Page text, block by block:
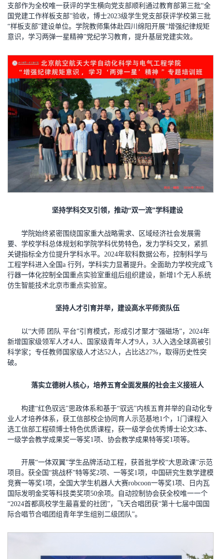
支部作为全校唯一获评的学生横向党支部顺利通过教育部第三批“全
国党建工作样板支部”验收，博士2023级学生党支部获评学校第三批
“样板支部”建设单位。学院教师集体赴四川绵阳开展“增强纪律规矩
意识，学习两弹一星精神”党纪学习教育，提升基层党建实效。
坚持学科交叉引领，推动“双一流”学科建设
学院始终紧密围绕国家重大战略需求、区域经济社会发展需
要、学校学科总体规划和学院学科优势特色，发力学科交叉，紧抓
关键指标全方位提升学科水平。2024年软科数据公布，控制科学与
工程学科进入全国a 行列，学科实力显著提升。全面助力学校完成飞
行器一体化控制全国重点实验室重组后组织建设，新增1个无人系统
仿生智能技术北京市重点实验室。
坚持人才引育并举，建设高水平师资队伍
以“大师 团队 平台”引育模式，形成引才聚才“强磁场”，2024年
新增国家级领军人才4人、国家级青年人才9人，3人入选全球高被引
科学家；专任教师国家级人才达52人，占比达27%，取得历史性突
破。
落实立德树人核心，培养五育全面发展的社会主义接班人
构建“红色驭远”思政体系和基于“驭远”内核五育并举的自动化专
业人才培养体系，获工信部校企协同育人示范基地1个，1门课程入
选工信部工程硕博士特色优质课程，获一级学会优秀博士论文3本、
一级学会教学成果奖一等奖1项、协会教学成果特等奖1项等。
开展“一体双翼”学生品牌活动工程，获首批学校“大思政课”示范
项目。获全国“挑战杯”特等奖2项、一等奖1项，中国研究生数学建模
竞赛一等奖1项，全国大学生机器人大赛robcoon一等奖1项、日内瓦
国际发明金奖等科技类奖项50余项。自动控制协会获全校唯一一个
“2024首都高校学生最喜爱的社团”，飞天合唱团获“第十七届中国国
际合唱节合唱团组青年学生组别二级团队”。